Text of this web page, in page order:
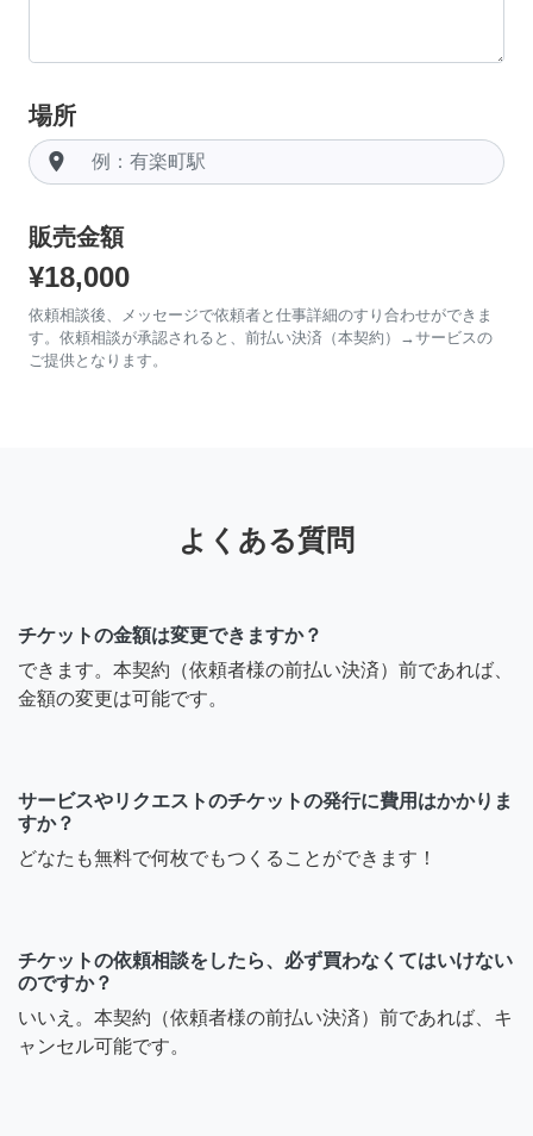
場所
room
販売金額
¥18,000
依頼相談後、メッセージで依頼者と仕事詳細のすり合わせができま
す。依頼相談が承認されると、前払い決済（本契約）→サービスの
ご提供となります。
よくある質問
チケットの金額は変更できますか？
できます。本契約（依頼者様の前払い決済）前であれば、
金額の変更は可能です。
サービスやリクエストのチケットの発行に費用はかかりま
すか？
どなたも無料で何枚でもつくることができます！
チケットの依頼相談をしたら、必ず買わなくてはいけない
のですか？
いいえ。本契約（依頼者様の前払い決済）前であれば、キ
ャンセル可能です。